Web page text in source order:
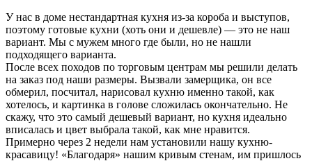
У нас в доме нестандартная кухня из-за короба и выступов,
поэтому готовые кухни (хоть они и дешевле) — это не наш
вариант. Мы с мужем много где были, но не нашли
подходящего варианта.
После всех походов по торговым центрам мы решили делать
на заказ под наши размеры. Вызвали замерщика, он все
обмерил, посчитал, нарисовал кухню именно такой, как
хотелось, и картинка в голове сложилась окончательно. Не
скажу, что это самый дешевый вариант, но кухня идеально
вписалась и цвет выбрала такой, как мне нравится.
Примерно через 2 недели нам установили нашу кухню-
красавицу! «Благодаря» нашим кривым стенам, им пришлось